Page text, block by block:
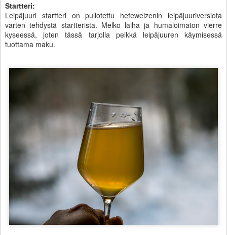
Startteri:
Leipäjuuri startteri on pullotettu hefeweizenin leipäjuuriversiota
varten tehdystä startterista. Melko laiha ja humaloimaton vierre
kyseessä, joten tässä tarjolla pelkkä leipäjuuren käymisessä
tuottama maku.